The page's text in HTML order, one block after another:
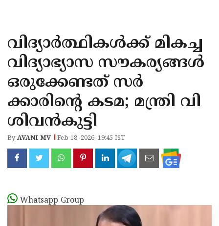
KANNUR
KASARAGOD
വിദ്യാർത്ഥികൾക്ക് മികച്ച
വിദ്യാഭ്യാസ സൗകര്യങ്ങൾ
ഒരുക്കേണ്ടത് സർ
ക്കാരിൻ്റെ കടമ; മന്ത്രി വി
ശിവൻകുട്ടി
ByAVANI MV Feb 18, 2026, 19:45 IST
Whatsapp Group